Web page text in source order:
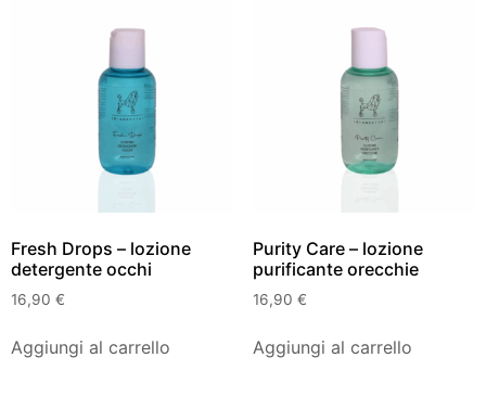
Fresh Drops – lozione
detergente occhi
16,90 €
Aggiungi al carrello
Purity Care – lozione
purificante orecchie
16,90 €
Aggiungi al carrello